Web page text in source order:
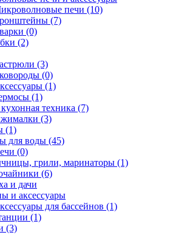
печи (10)
(7)
(0)
(2)
(3)
(0)
(1)
(1)
техника (7)
(3)
(1)
для воды (45)
(0)
грили, маринаторы (1)
(6)
и дачи
и аксессуары
для бассейнов (1)
(1)
(3)